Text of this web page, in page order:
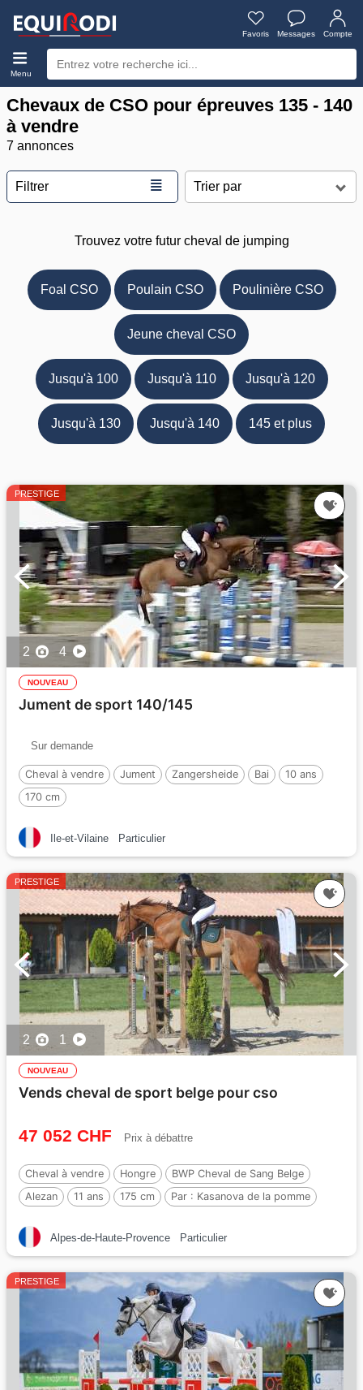
Favoris Messages Compte
Menu
Chevaux de CSO pour épreuves 135 - 140
à vendre
7 annonces
Filtrer ≣
Trouvez votre futur cheval de jumping
Foal CSO Poulain CSO Poulinière CSO
Jeune cheval CSO
Jusqu'à 100 Jusqu'à 110 Jusqu'à 120
Jusqu'à 130 Jusqu'à 140 145 et plus
PRESTIGE
2 4
NOUVEAU
Jument de sport 140/145
Sur demande
Cheval à vendre Jument Zangersheide Bai
10 ans
170 cm
Ile-et-Vilaine Particulier
PRESTIGE
2 1
NOUVEAU
Vends cheval de sport belge pour cso
47 052 CHF Prix à débattre
Cheval à vendre Hongre
BWP Cheval de Sang Belge
Alezan
11 ans 175 cm Par : Kasanova de la pomme
Alpes-de-Haute-Provence Particulier
PRESTIGE